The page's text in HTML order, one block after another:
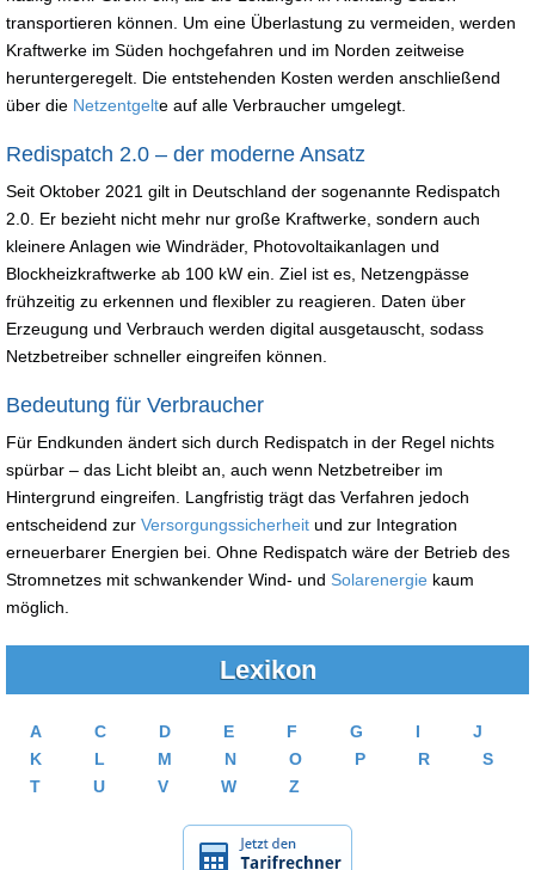
transportieren können. Um eine Überlastung zu vermeiden, werden
Kraftwerke im Süden hochgefahren und im Norden zeitweise
heruntergeregelt. Die entstehenden Kosten werden anschließend
über die Netzentgelte auf alle Verbraucher umgelegt.
Redispatch 2.0 – der moderne Ansatz
Seit Oktober 2021 gilt in Deutschland der sogenannte Redispatch
2.0. Er bezieht nicht mehr nur große Kraftwerke, sondern auch
kleinere Anlagen wie Windräder, Photovoltaikanlagen und
Blockheizkraftwerke ab 100 kW ein. Ziel ist es, Netzengpässe
frühzeitig zu erkennen und flexibler zu reagieren. Daten über
Erzeugung und Verbrauch werden digital ausgetauscht, sodass
Netzbetreiber schneller eingreifen können.
Bedeutung für Verbraucher
Für Endkunden ändert sich durch Redispatch in der Regel nichts
spürbar – das Licht bleibt an, auch wenn Netzbetreiber im
Hintergrund eingreifen. Langfristig trägt das Verfahren jedoch
entscheidend zur Versorgungssicherheit und zur Integration
erneuerbarer Energien bei. Ohne Redispatch wäre der Betrieb des
Stromnetzes mit schwankender Wind- und Solarenergie kaum
möglich.
Lexikon
A C D E F G I
J
K
L M N O P R
S
T
U V W Z